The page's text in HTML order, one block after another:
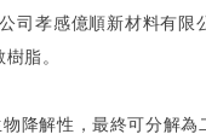
司孝感億順新材料有
脂。
降解性，最終可分解